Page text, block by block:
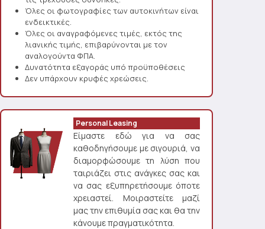
Όλες οι φωτογραφίες των αυτοκινήτων είναι
ενδεικτικές.
Όλες οι αναγραφόμενες τιμές, εκτός της
λιανικής τιμής, επιβαρύνονται με τον
αναλογούντα ΦΠΑ.
Δυνατότητα εξαγοράς υπό προϋποθέσεις
Δεν υπάρχουν κρυφές χρεώσεις.
Personal Leasing
Είμαστε εδώ για να σας
καθοδηγήσουμε με σιγουριά, να
διαμορφώσουμε τη λύση που
ταιριάζει στις ανάγκες σας και
να σας εξυπηρετήσουμε όποτε
χρειαστεί. Μοιραστείτε μαζί
μας την επιθυμία σας και θα την
κάνουμε πραγματικότητα.